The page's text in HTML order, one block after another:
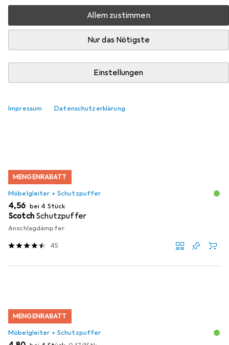
Allem zustimmen
Nur das Nötigste
Einstellungen
Impressum Datenschutzerklärung
EUR
4,39 EUR
PROTECT Türschutzpuffer
97
MENGENRABATT
Möbelgleiter + Schutzpuffer
EUR
4,56 bei 4 Stück
Scotch Schutzpuffer
Anschlagdämpfer
45
MENGENRABATT
Möbelgleiter + Schutzpuffer
EUR